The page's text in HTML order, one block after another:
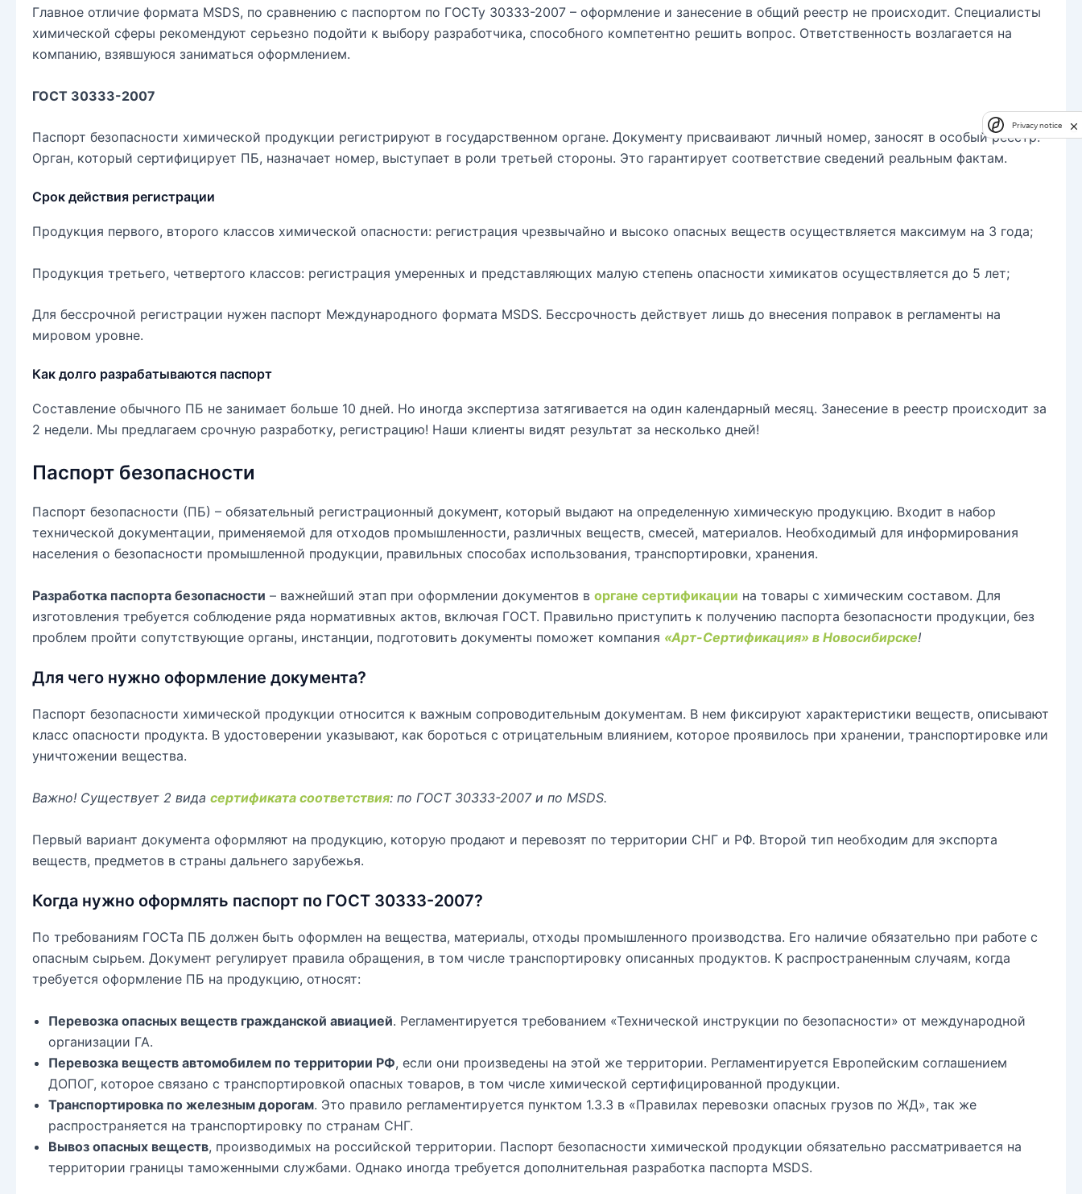
Главное отличие формата MSDS, по сравнению с паспортом по ГОСТу 30333-2007 – оформление и занесение в общий реестр не происходит. Специалисты
химической сферы рекомендуют серьезно подойти к выбору разработчика, способного компетентно решить вопрос. Ответственность возлагается на
компанию, взявшуюся заниматься оформлением.
ГОСТ 30333-2007
Паспорт безопасности химической продукции регистрируют в государственном органе. Документу присваивают личный номер, заносят в особый реестр.
Орган, который сертифицирует ПБ, назначает номер, выступает в роли третьей стороны. Это гарантирует соответствие сведений реальным фактам.
Срок действия регистрации
Продукция первого, второго классов химической опасности: регистрация чрезвычайно и высоко опасных веществ осуществляется максимум на 3 года;
Продукция третьего, четвертого классов: регистрация умеренных и представляющих малую степень опасности химикатов осуществляется до 5 лет;
Для бессрочной регистрации нужен паспорт Международного формата MSDS. Бессрочность действует лишь до внесения поправок в регламенты на
мировом уровне.
Как долго разрабатываются паспорт
Составление обычного ПБ не занимает больше 10 дней. Но иногда экспертиза затягивается на один календарный месяц. Занесение в реестр происходит за
2 недели. Мы предлагаем срочную разработку, регистрацию! Наши клиенты видят результат за несколько дней!
Паспорт безопасности
Паспорт безопасности (ПБ) – обязательный регистрационный документ, который выдают на определенную химическую продукцию. Входит в набор
технической документации, применяемой для отходов промышленности, различных веществ, смесей, материалов. Необходимый для информирования
населения о безопасности промышленной продукции, правильных способах использования, транспортировки, хранения.
Разработка паспорта безопасности – важнейший этап при оформлении документов в органе сертификации на товары с химическим составом. Для
изготовления требуется соблюдение ряда нормативных актов, включая ГОСТ. Правильно приступить к получению паспорта безопасности продукции, без
проблем пройти сопутствующие органы, инстанции, подготовить документы поможет компания «Арт-Сертификация» в Новосибирске!
Для чего нужно оформление документа?
Паспорт безопасности химической продукции относится к важным сопроводительным документам. В нем фиксируют характеристики веществ, описывают
класс опасности продукта. В удостоверении указывают, как бороться с отрицательным влиянием, которое проявилось при хранении, транспортировке или
уничтожении вещества.
Важно! Существует 2 вида сертификата соответствия: по ГОСТ 30333-2007 и по MSDS.
Первый вариант документа оформляют на продукцию, которую продают и перевозят по территории СНГ и РФ. Второй тип необходим для экспорта
веществ, предметов в страны дальнего зарубежья.
Когда нужно оформлять паспорт по ГОСТ 30333-2007?
По требованиям ГОСТа ПБ должен быть оформлен на вещества, материалы, отходы промышленного производства. Его наличие обязательно при работе с
опасным сырьем. Документ регулирует правила обращения, в том числе транспортировку описанных продуктов. К распространенным случаям, когда
требуется оформление ПБ на продукцию, относят:
Перевозка опасных веществ гражданской авиацией. Регламентируется требованием «Технической инструкции по безопасности» от международной
организации ГА.
Перевозка веществ автомобилем по территории РФ, если они произведены на этой же территории. Регламентируется Европейским соглашением
ДОПОГ, которое связано с транспортировкой опасных товаров, в том числе химической сертифицированной продукции.
Транспортировка по железным дорогам. Это правило регламентируется пунктом 1.3.3 в «Правилах перевозки опасных грузов по ЖД», так же
распространяется на транспортировку по странам СНГ.
Вывоз опасных веществ, производимых на российской территории. Паспорт безопасности химической продукции обязательно рассматривается на
территории границы таможенными службами. Однако иногда требуется дополнительная разработка паспорта MSDS.
Privacy notice